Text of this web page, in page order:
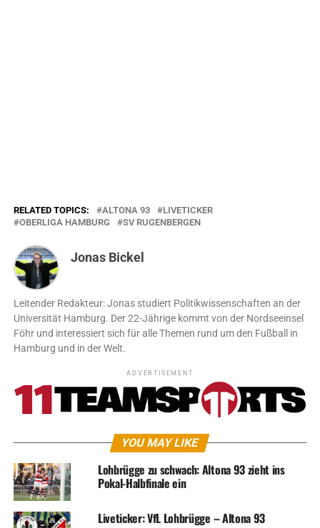
RELATED TOPICS: ALTONA 93
LIVETICKER
OBERLIGA HAMBURG
SV RUGENBERGEN
Jonas Bickel
Leitender Redakteur: Jonas studiert Politikwissenschaften an der
Universität Hamburg. Der 22-Jährige kommt von der Nordseeinsel
Föhr und interessiert sich für alle Themen rund um den Fußball in
Hamburg und in der Welt.
ADVERTISEMENT
YOU MAY LIKE
Lohbrügge zu schwach: Altona 93 zieht ins
Pokal-Halbfinale ein
Liveticker: VfL Lohbrügge – Altona 93